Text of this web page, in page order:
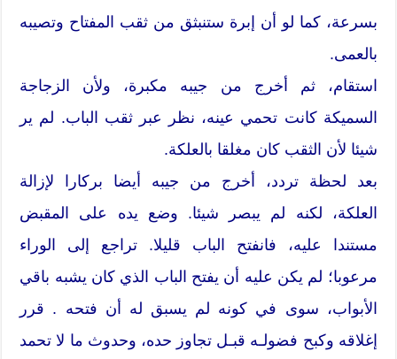
بسرعة، كما لو أن إبرة ستنبثق من ثقب المفتاح وتصيبه
بالعمى.
استقام، ثم أخرج من جيبه مكبرة، ولأن الزجاجة
السميكة كانت تحمي عينه، نظر عبر ثقب الباب. لم ير
شيئا لأن الثقب كان مغلقا بالعلكة.
بعد لحظة تردد، أخرج من جيبه أيضا بركارا لإزالة
العلكة، لكنه لم يبصر شيئا. وضع يده على المقبض
مستندا عليه، فانفتح الباب قليلا. تراجع إلى الوراء
مرعوبا؛ لم يكن عليه أن يفتح الباب الذي كان يشبه باقي
الأبواب، سوى في كونه لم يسبق له أن فتحه . قرر
إغلاقه وكبح فضولـه قبـل تجاوز حده، وحدوث ما لا تحمد